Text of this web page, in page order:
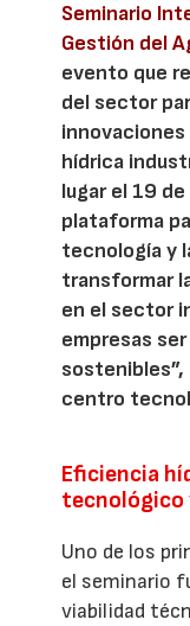
Seminario
Gestión del
evento que
del sector
hídrica
lugar el 19
plataforma
tecnología y
transformar
en el sector
empresas
centro
Eficiencia
tecnológico
Uno de los
el seminario
viabilidad